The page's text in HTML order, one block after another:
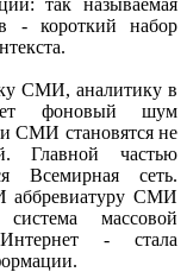
- короткий набор
СМИ, аналитику в
фоновый шум
СМИ становятся не
Главной частью
Всемирная сеть.
аббревиатуру СМИ
массовой
- стала